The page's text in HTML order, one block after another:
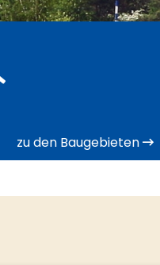
zu den Baugebieten